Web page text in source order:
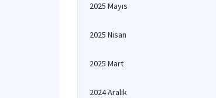
2025 Mayıs
2025 Nisan
2025 Mart
2024 Aralık